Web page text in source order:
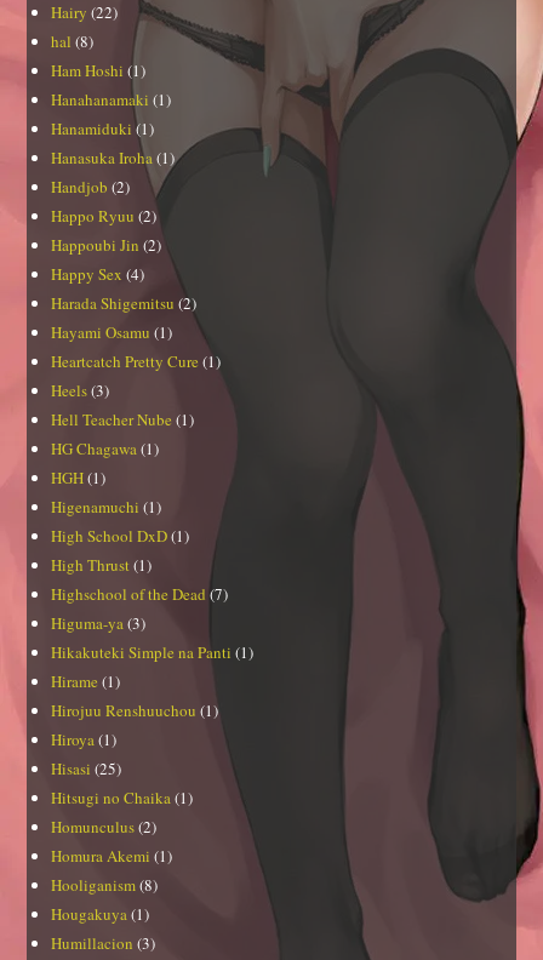
Hairy (22)
hal (8)
Ham Hoshi (1)
Hanahanamaki (1)
Hanamiduki (1)
Hanasuka Iroha(1)
Handjob (2)
Happo Ryuu (2)
Happoubi Jin (2)
Happy Sex (4)
Harada Shigemitsu (2)
Hayami Osamu (1)
Heartcatch Pretty Cure (1)
Heels(3)
Hell Teacher Nube (1)
HG Chagawa(1)
HGH(1)
Higenamuchi (1)
High School DxD(1)
High Thrust(1)
Highschool of the Dead (7)
Higuma-ya(3)
Hikakuteki Simple na Panti (1)
Hirame (1)
Hirojuu Renshuuchou (1)
Hiroya(1)
Hisasi (25)
Hitsugi no Chaika(1)
Homunculus(2)
Homura Akemi (1)
Hooliganism(8)
Hougakuya(1)
Humillacion (3)